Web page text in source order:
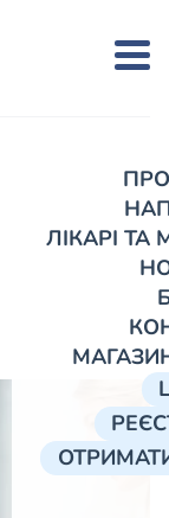
ЛІКАРІ